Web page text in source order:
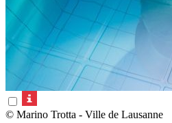
© Marino Trotta - Ville de Lausanne